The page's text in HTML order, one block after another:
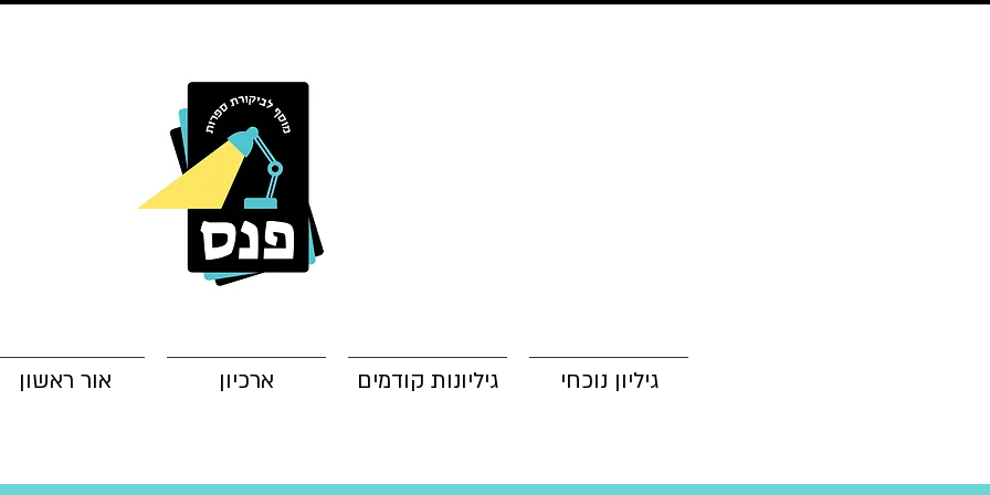
גיליון נוכחי גיליונות קודמים ארכיון אור ראשון